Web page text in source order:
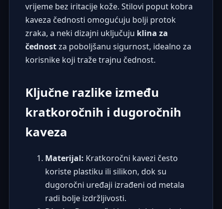
vrijeme bez iritacije kože. Stilovi poput kobra
kaveza čednosti omogućuju bolji protok
zraka, a neki dizajni uključuju klina za
čednostza poboljšanu sigurnost, idealno za
korisnike koji tražetrajnu čednost.
Ključne razlike između
kratkoročnih i dugoročnih
kaveza
Materijal: Kratkoročni kavezi često
koriste plastiku ili silikon, dok su
dugoročni uređaji izrađeni od metala
radi bolje izdržljivosti.